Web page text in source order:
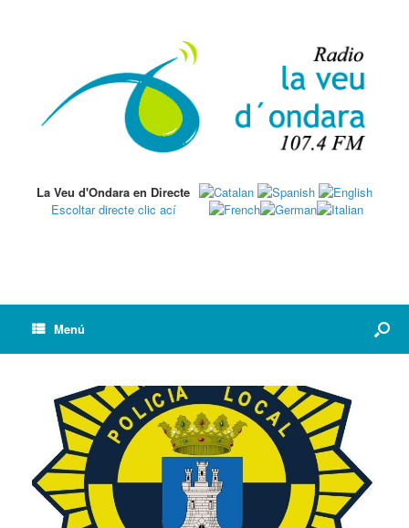
La Veu d'Ondara en Directe
Escoltar directe clic ací
Menú